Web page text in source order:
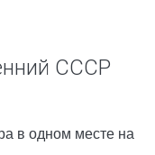
СССР
в одном месте на